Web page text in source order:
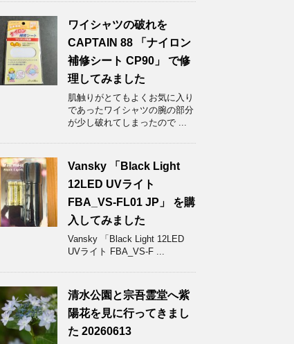
ワイシャツの破れを
CAPTAIN 88 「ナイロン
補修シート CP90」 で修
理してみました
肌触りがとてもよくお気に入り
であったワイシャツの腕の部分
が少し破れてしまったので ...
Vansky 「Black Light
12LED UVライト
FBA_VS-FL01 JP」 を購
入してみました
Vansky 「Black Light 12LED
UVライト FBA_VS-F ...
清水公園と宗吾霊堂へ紫
陽花を見に行ってきまし
た 20260613